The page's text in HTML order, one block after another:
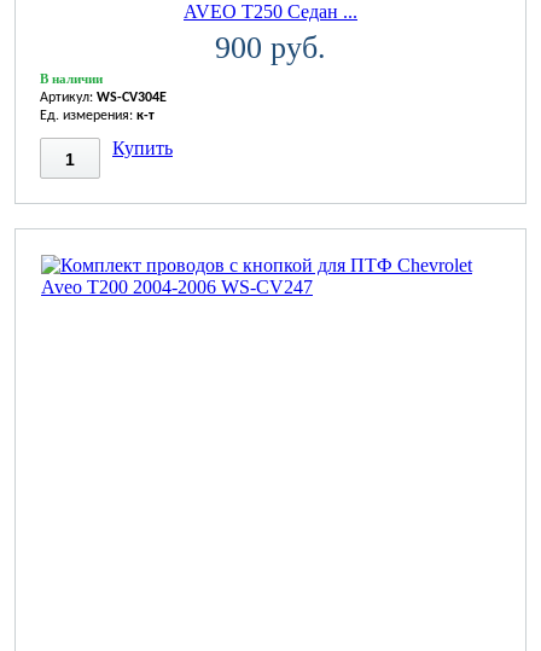
AVEO T250 Седан ...
900 руб.
В наличии
Артикул: WS-CV304E
Ед. измерения: к-т
Купить